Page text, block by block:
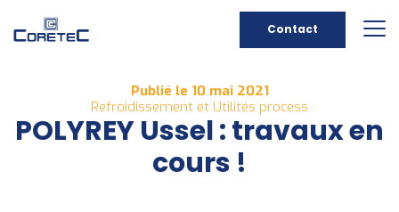
Contact
Publié le 10 mai 2021
Refroidissement et Utilités process
POLYREY Ussel : travaux en
cours !